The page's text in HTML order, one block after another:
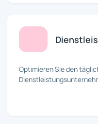
Optimieren Sie den